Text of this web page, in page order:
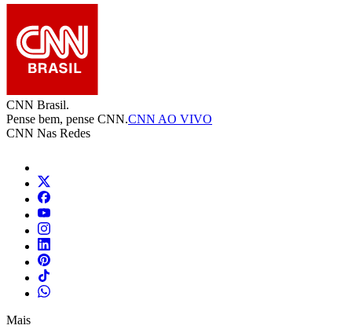
CNN Brasil.
Pense bem, pense CNN.CNN AO VIVO
CNN Nas Redes
Mais